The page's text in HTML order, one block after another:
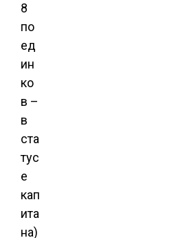
8
по
ед
ин
ко
в –
в
ста
тус
е
кап
ита
на)